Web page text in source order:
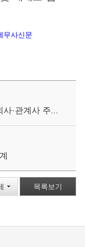
무사신문
·관계사 주...
목록보기